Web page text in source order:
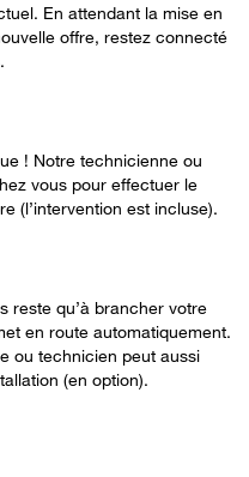
En attendant la mise en
offre, restez connecté
! Notre technicienne ou
vous pour effectuer le
(l’intervention est incluse).
reste qu’à brancher votre
en route automatiquement.
ou technicien peut aussi
(en option).